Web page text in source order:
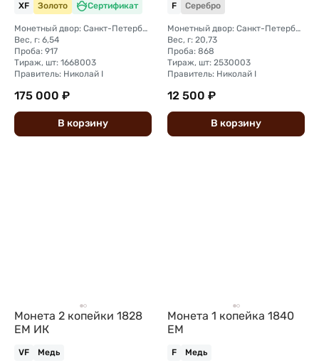
XF Золото Сертификат
Монетный двор: Санкт-Петербургский монетный двор
Вес, г: 6,54
Проба: 917
Тираж, шт: 1668003
Правитель: Николай I
175 000 ₽
В корзину
F Серебро
Монетный двор: Санкт-Петербургский монетный двор
Вес, г: 20,73
Проба: 868
Тираж, шт: 2530003
Правитель: Николай I
12 500 ₽
В корзину
Монета 2 копейки 1828
ЕМ ИК
VF Медь
Монета 1 копейка 1840
ЕМ
F Медь